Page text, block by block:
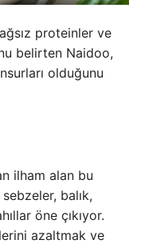
proteinler ve
belirten Naidoo,
olduğunu
ilham alan bu
balık,
öne çıkıyor.
azaltmak ve